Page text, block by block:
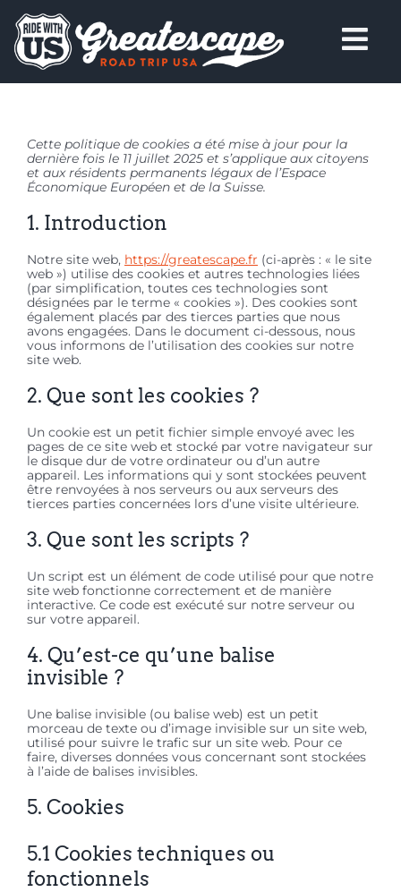
content
Circuits & dates
Greatescape
Contact
Cette politique de cookies a été mise à jour pour la
dernière fois le 11 juillet 2025 et s’applique aux citoyens
et aux résidents permanents légaux de l’Espace
Économique Européen et de la Suisse.
1. Introduction
Notre site web, https://greatescape.fr (ci-après : « le site
web ») utilise des cookies et autres technologies liées
(par simplification, toutes ces technologies sont
désignées par le terme « cookies »). Des cookies sont
également placés par des tierces parties que nous
avons engagées. Dans le document ci-dessous, nous
vous informons de l’utilisation des cookies sur notre
site web.
2. Que sont les cookies ?
Un cookie est un petit fichier simple envoyé avec les
pages de ce site web et stocké par votre navigateur sur
le disque dur de votre ordinateur ou d’un autre
appareil. Les informations qui y sont stockées peuvent
être renvoyées à nos serveurs ou aux serveurs des
tierces parties concernées lors d’une visite ultérieure.
3. Que sont les scripts ?
Un script est un élément de code utilisé pour que notre
site web fonctionne correctement et de manière
interactive. Ce code est exécuté sur notre serveur ou
sur votre appareil.
4. Qu’est-ce qu’une balise
invisible ?
Une balise invisible (ou balise web) est un petit
morceau de texte ou d’image invisible sur un site web,
utilisé pour suivre le trafic sur un site web. Pour ce
faire, diverses données vous concernant sont stockées
à l’aide de balises invisibles.
5. Cookies
5.1 Cookies techniques ou
fonctionnels